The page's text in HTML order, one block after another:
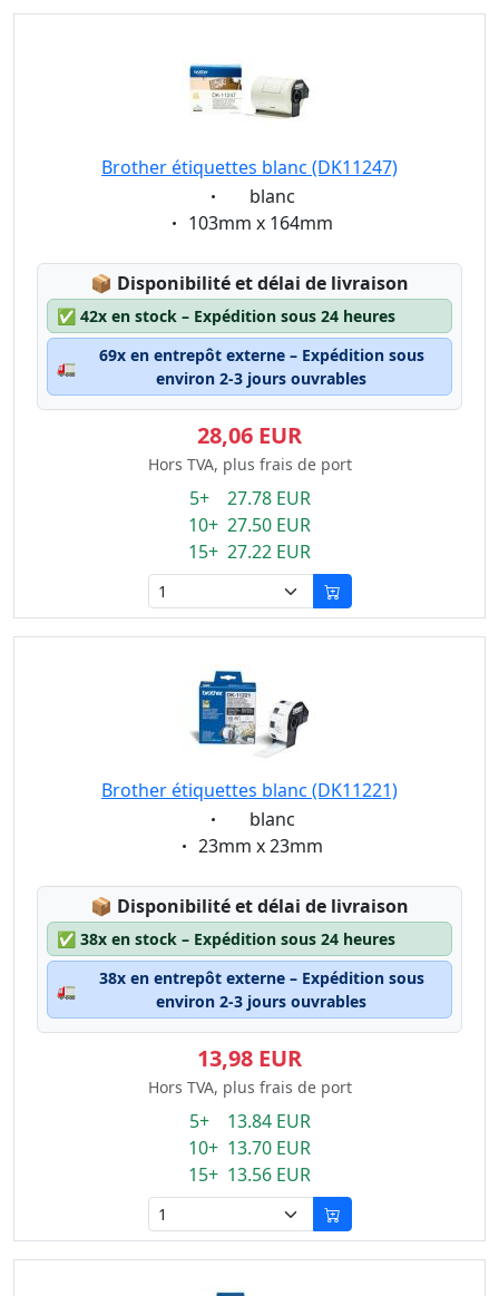
Brother étiquettes blanc (DK11247)
Eigenschaft:
blanc
Eigenschaft:
103mm x 164mm
📦 Lagerstatus:
Disponibilité et délai de livraison
✅ 42x en stock – Expédition sous 24 heures
🚛
69x en entrepôt externe – Expédition sous
environ 2-3 jours ouvrables
28,06 EUR
Hors TVA, plus frais de port
5+ 27.78 EUR
10+ 27.50 EUR
15+ 27.22 EUR
Brother étiquettes blanc (DK11221)
Eigenschaft:
blanc
Eigenschaft:
23mm x 23mm
📦 Lagerstatus:
Disponibilité et délai de livraison
✅ 38x en stock – Expédition sous 24 heures
🚛
38x en entrepôt externe – Expédition sous
environ 2-3 jours ouvrables
13,98 EUR
Hors TVA, plus frais de port
5+ 13.84 EUR
10+ 13.70 EUR
15+ 13.56 EUR